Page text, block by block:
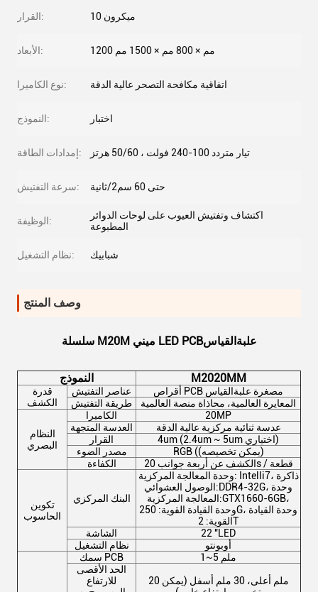
القرار: 10 ميكرون
الأبعاد: 1200 مم × 800 مم × 1500 مم
نوع الكاميرا: اتفاقية مكافحة التصحر عالية الدقة
النموذج: اختبار
إمدادات الطاقة: تيار متردد 100-240 فولت ، 50/60 هرتز
سرعة التفتيش: حتى 60 سم2/ثانية
الوظيفة:
اكتشاف وتفتيش العيوب على لوحات الدوائر
المطبوعة
نظام التشغيل: شبابيك
وصف المنتج
سلسلة M20M ميني LED PCB علبةالقياس
النموذج M2020MM
قدرة
الكشف
عناصر التفتيش أقراص PCB مصغرة علبةالقياس
طريقة التفتيش
المعايرة العالمية، محاذاة منصة العالمية
النظام
البصري
الكاميرا
20MP
العدسة المتجهة
عدسة ثنائية مركزية عالية الدقة
القرار
4um (2.4um ~ 5um اختياري)
مصدر الضوء
RGB ((يمكن تخصيصه)
الكفاءة
الكشف عن أربعة جوانب 20s / قطعة
تكوين
الحاسوب
البنك المركزي
وحدة المعالجة المركزية: Intelli7، ذاكرة
الوصول العشوائي:DDR4-32G، وحدة
المعالجة المركزية:GTX1660-6GB،
وحدة القيادة القوية: 250G، وحدة القيادة
القوية: 2T
الشاشة
22 "LED
نظام التشغيل
أوبونتو
سمك PCB
1~5 ملم
الحد الأقصى
للارتفاع
20 ملم أعلى، 30 ملم أسفل (يمكن